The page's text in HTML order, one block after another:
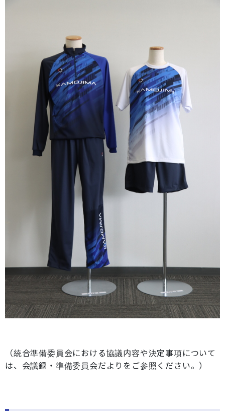
（統合準備委員会における協議内容や決定事項について
は、会議録・準備委員会だよりをご参照ください。）